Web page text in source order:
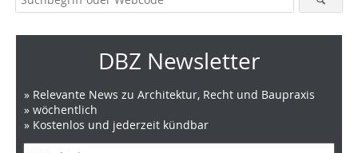
DBZ Newsletter
» Relevante News zu Architektur, Recht und Baupraxis
» wöchentlich
» Kostenlos und jederzeit kündbar